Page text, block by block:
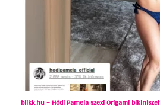
blikk.hu – Hódi Pamela szexi Origami